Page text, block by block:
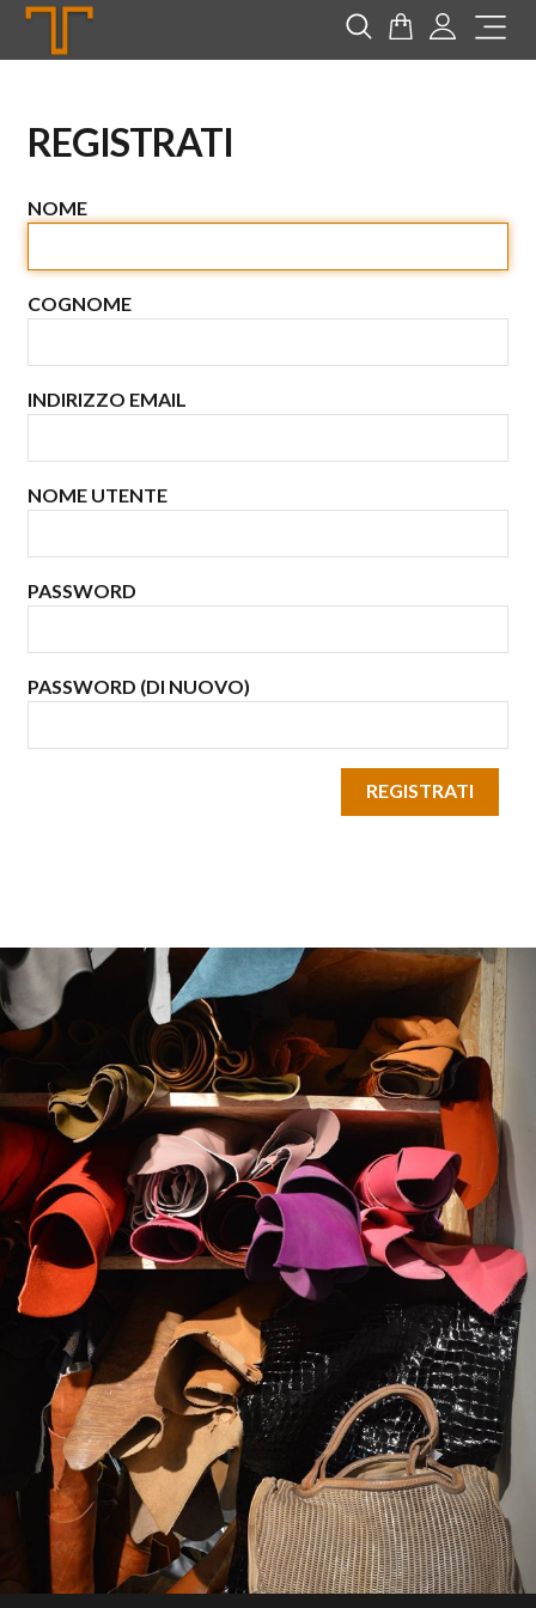
Tannerie Cerca CarrelloLogin
REGISTRATI
NOME
COGNOME
INDIRIZZO EMAIL
NOME UTENTE
PASSWORD
PASSWORD (DI NUOVO)
REGISTRATI